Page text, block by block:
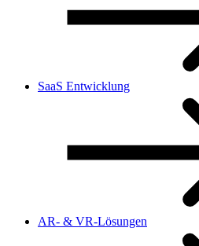
SaaS Entwicklung
AR- & VR-Lösungen